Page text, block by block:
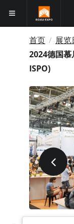
首页 / 展览
2024德国
ISPO)